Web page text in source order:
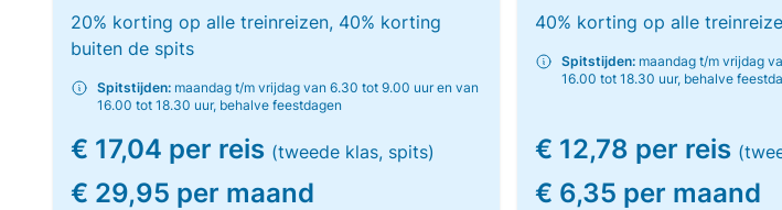
20% korting op alle treinreizen, 40% korting
buiten de spits
Spitstijden: maandag t/m vrijdag van 6.30 tot 9.00 uur en van
16.00 tot 18.30 uur, behalve feestdagen
€ 17,04 per reis (tweede klas, spits)
€ 29,95 per maand
40% korting op alle
Spitstijden: maandag t/m vrijdag
16.00 tot 18.30 uur, behalve
€ 12,78 per reis
€ 6,35 per maand